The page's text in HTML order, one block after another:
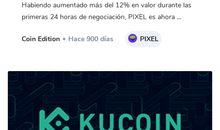
Habiendo aumentado más del 12% en valor durante las
primeras 24 horas de negociación, PIXEL es ahora ...
Coin Edition Hace 900 días PIXEL